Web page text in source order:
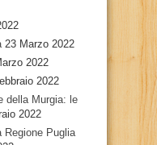
23 Marzo 2022
2022
2022
della Murgia: le
2022
Regione Puglia